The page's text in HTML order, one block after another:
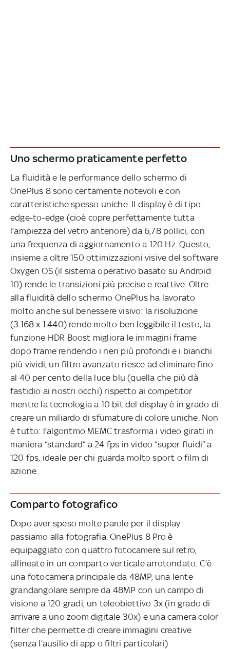
Uno schermo praticamente perfetto
La fluidità e le performance dello schermo di
OnePlus 8 sono certamente notevoli e con
caratteristiche spesso uniche. Il display è di tipo
edge-to-edge (cioè copre perfettamente tutta
l’ampiezza del vetro anteriore) da 6,78 pollici, con
una frequenza di aggiornamento a 120 Hz. Questo,
insieme a oltre 150 ottimizzazioni visive del software
Oxygen OS (il sistema operativo basato su Android
10) rende le transizioni più precise e reattive. Oltre
alla fluidità dello schermo OnePlus ha lavorato
molto anche sul benessere visivo: la risoluzione
(3.168 x 1.440) rende molto ben leggibile il testo, la
funzione HDR Boost migliora le immagini frame
dopo frame rendendo i neri più profondi e i bianchi
più vividi, un filtro avanzato riesce ad eliminare fino
al 40 per cento della luce blu (quella che più dà
fastidio ai nostri occhi) rispetto ai competitor
mentre la tecnologia a 10 bit del display è in grado di
creare un miliardo di sfumature di colore uniche. Non
è tutto: l’algoritmo MEMC trasforma i video girati in
maniera “standard” a 24 fps in video “super fluidi” a
120 fps, ideale per chi guarda molto sport o film di
azione.
Comparto fotografico
Dopo aver speso molte parole per il display
passiamo alla fotografia. OnePlus 8 Pro è
equipaggiato con quattro fotocamere sul retro,
allineate in un comparto verticale arrotondato. C’è
una fotocamera principale da 48MP, una lente
grandangolare sempre da 48MP con un campo di
visione a 120 gradi, un teleobiettivo 3x (in grado di
arrivare a uno zoom digitale 30x) e una camera color
filter che permette di creare immagini creative
(senza l’ausilio di app o filtri particolari)